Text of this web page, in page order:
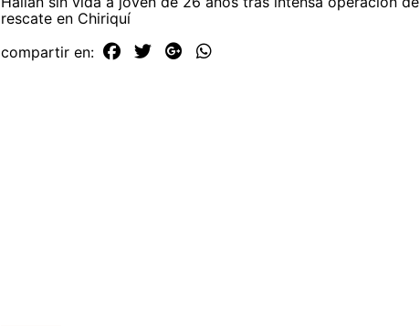
rescate en Chiriquí
compartir en: